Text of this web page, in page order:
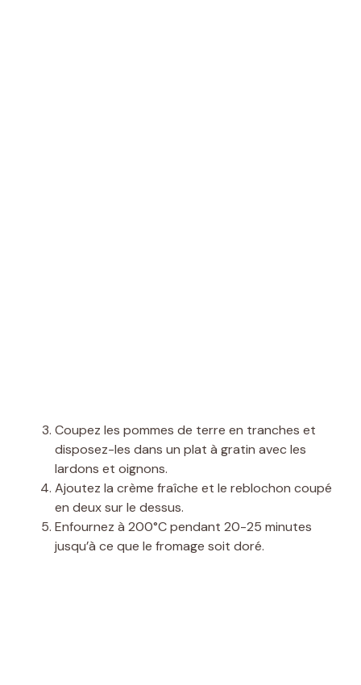
Coupez les pommes de terre en tranches et
disposez-les dans un plat à gratin avec les
lardons et oignons.
Ajoutez la crème fraîche et le reblochon coupé
en deux sur le dessus.
Enfournez à 200°C pendant 20-25 minutes
jusqu’à ce que le fromage soit doré.